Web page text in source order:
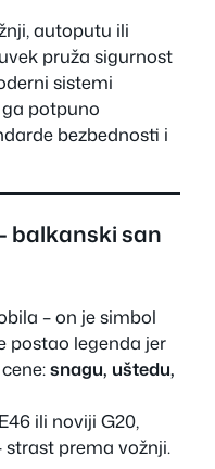
autoputu ili
pruža sigurnost
sistemi
potpuno
bezbednosti i
balkanski san
– on je simbol
postao legenda jer
snagu, uštedu,
ili noviji G20,
strast prema vožnji.